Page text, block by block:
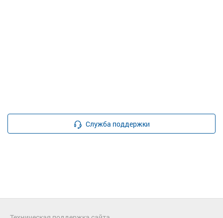
Служба поддержки